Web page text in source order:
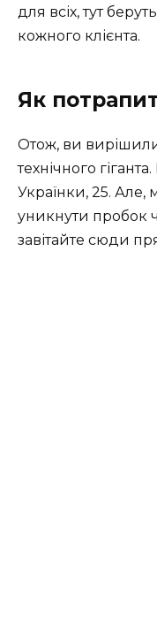
для всіх, тут
кожного клієнта.
Як
Отож, ви
технічного
Українки, 25. Але,
уникнути пробок
завітайте сюди